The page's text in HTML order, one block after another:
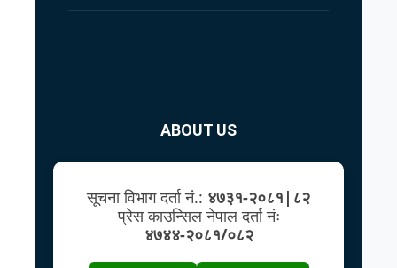
ABOUT US
सूचना विभाग दर्ता नं.: ४७३१-२०८१|८२
प्रेस काउन्सिल नेपाल दर्ता नंः
४७४४-२०८१/०८२